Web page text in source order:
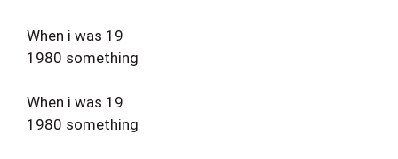
When i was 19
1980 something
When i was 19
1980 something